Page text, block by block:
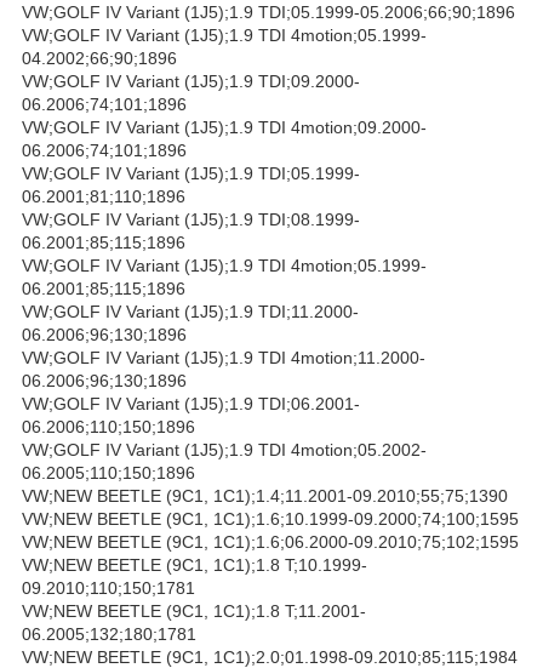
VW;GOLF IV Variant (1J5);1.9 TDI;05.1999-05.2006;66;90;1896
VW;GOLF IV Variant (1J5);1.9 TDI 4motion;05.1999-
04.2002;66;90;1896
VW;GOLF IV Variant (1J5);1.9 TDI;09.2000-
06.2006;74;101;1896
VW;GOLF IV Variant (1J5);1.9 TDI 4motion;09.2000-
06.2006;74;101;1896
VW;GOLF IV Variant (1J5);1.9 TDI;05.1999-
06.2001;81;110;1896
VW;GOLF IV Variant (1J5);1.9 TDI;08.1999-
06.2001;85;115;1896
VW;GOLF IV Variant (1J5);1.9 TDI 4motion;05.1999-
06.2001;85;115;1896
VW;GOLF IV Variant (1J5);1.9 TDI;11.2000-
06.2006;96;130;1896
VW;GOLF IV Variant (1J5);1.9 TDI 4motion;11.2000-
06.2006;96;130;1896
VW;GOLF IV Variant (1J5);1.9 TDI;06.2001-
06.2006;110;150;1896
VW;GOLF IV Variant (1J5);1.9 TDI 4motion;05.2002-
06.2005;110;150;1896
VW;NEW BEETLE (9C1, 1C1);1.4;11.2001-09.2010;55;75;1390
VW;NEW BEETLE (9C1, 1C1);1.6;10.1999-09.2000;74;100;1595
VW;NEW BEETLE (9C1, 1C1);1.6;06.2000-09.2010;75;102;1595
VW;NEW BEETLE (9C1, 1C1);1.8 T;10.1999-
09.2010;110;150;1781
VW;NEW BEETLE (9C1, 1C1);1.8 T;11.2001-
06.2005;132;180;1781
VW;NEW BEETLE (9C1, 1C1);2.0;01.1998-09.2010;85;115;1984